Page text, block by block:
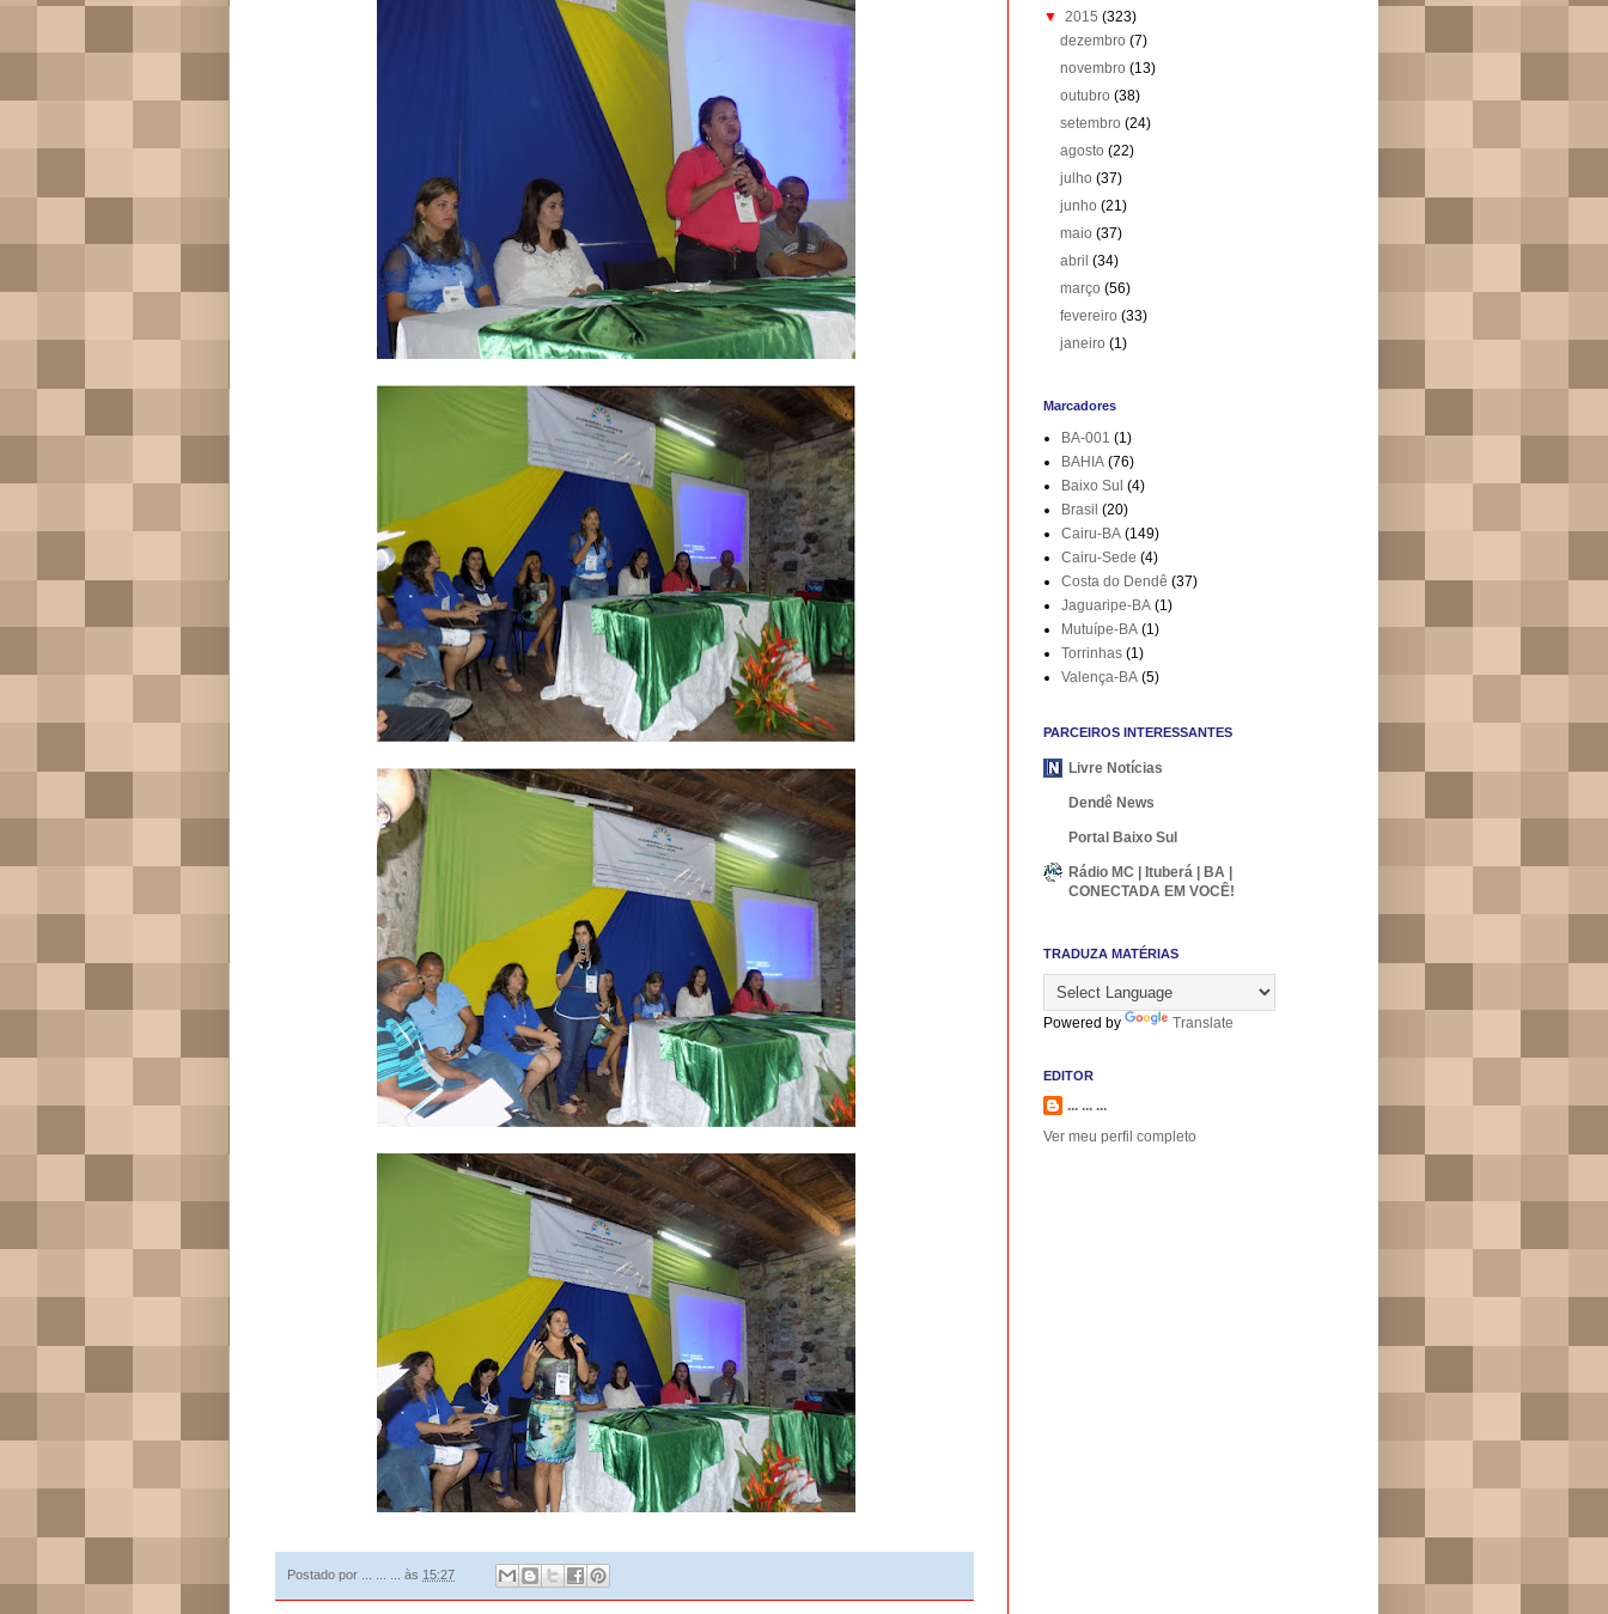
Postado por às 15:27
▼ 2015 (323)
dezembro(7)
novembro(13)
outubro(38)
setembro(24)
agosto(22)
julho(37)
junho(21)
maio(37)
abril(34)
março(56)
fevereiro(33)
janeiro(1)
Marcadores
BA-001 (1)
BAHIA (76)
Baixo Sul (4)
Brasil (20)
Cairu-BA (149)
Cairu-Sede (4)
Costa do Dendê (37)
Jaguaripe-BA (1)
Mutuípe-BA (1)
Torrinhas (1)
Valença-BA (5)
PARCEIROS INTERESSANTES
Livre Notícias
Dendê News
Portal Baixo Sul
Rádio MC | Ituberá | BA |
CONECTADA EM VOCÊ!
TRADUZA MATÉRIAS
Powered by Translate
EDITOR
... ... ...
Ver meu perfil completo